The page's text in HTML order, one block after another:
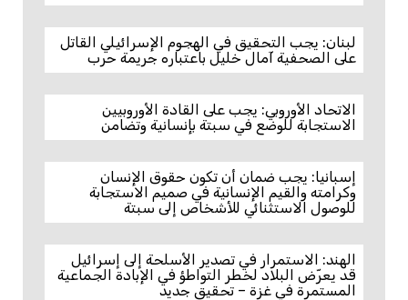
لبنان: يجب التحقيق في الهجوم الإسرائيلي القاتل
على الصحفية آمال خليل باعتباره جريمة حرب
الاتحاد الأوروبي: يجب على القادة الأوروبيين
الاستجابة للوضع في سبتة بإنسانية وتضامن
إسبانيا: يجب ضمان أن تكون حقوق الإنسان
وكرامته والقيم الإنسانية في صميم الاستجابة
للوصول الاستثنائي للأشخاص إلى سبتة
الهند: الاستمرار في تصدير الأسلحة إلى إسرائيل
قد يعرّض البلاد لخطر التواطؤ في الإبادة الجماعية
المستمرة في غزة – تحقيق جديد